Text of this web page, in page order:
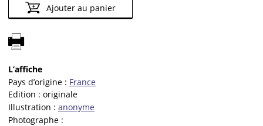
Ajouter au panier
L’affiche
Pays d’origine : France
Edition : originale
Illustration : anonyme
Photographe :